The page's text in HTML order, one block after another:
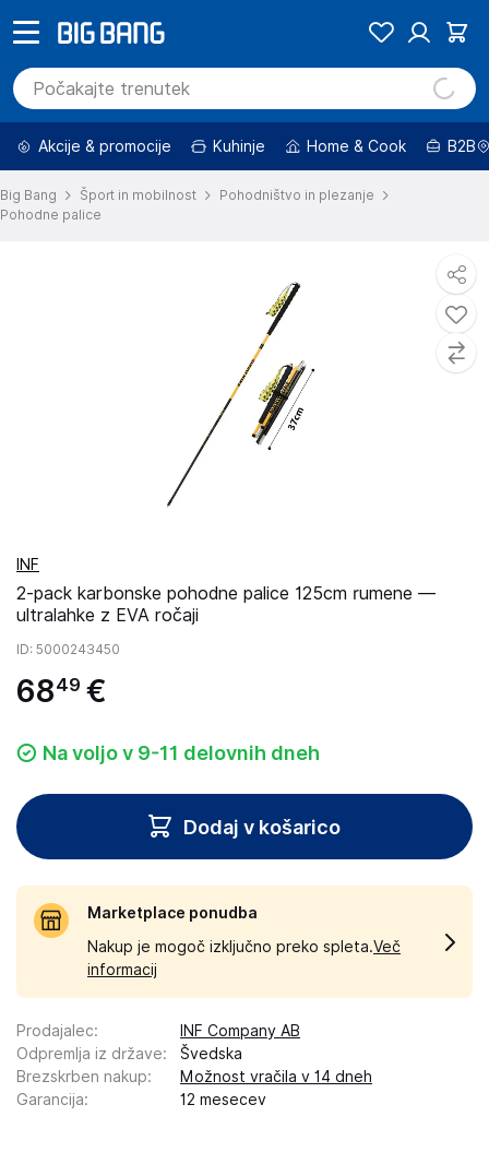
Akcije & promocije Kuhinje Home & Cook B2B
Big Bang Šport in mobilnost
Pohodništvo in plezanje
Pohodne palice
INF
2-pack karbonske pohodne palice 125cm rumene —
ultralahke z EVA ročaji
ID: 5000243450
6849 €
Na voljo v 9-11 delovnih dneh
Dodaj v košarico
Marketplace ponudba
Nakup je mogoč izključno preko spleta.Več
informacij
Prodajalec:
INF Company AB
Odpremlja iz države:
Švedska
Brezskrben nakup:
Možnost vračila v 14 dneh
Garancija: 12 mesecev